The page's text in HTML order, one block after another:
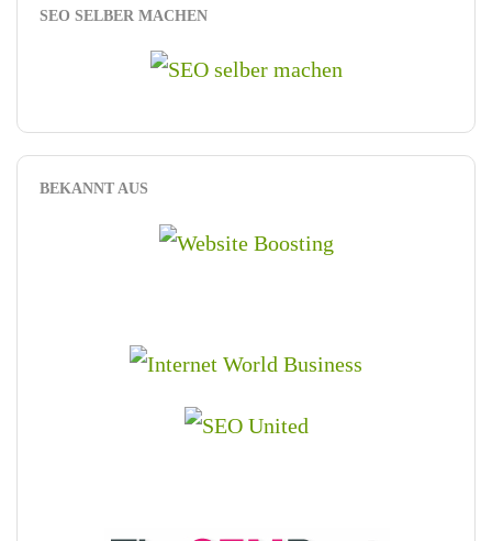
SEO SELBER MACHEN
BEKANNT AUS